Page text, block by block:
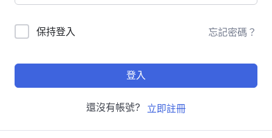
保持登入 忘記密碼？
登入
還沒有帳號? 立即註冊